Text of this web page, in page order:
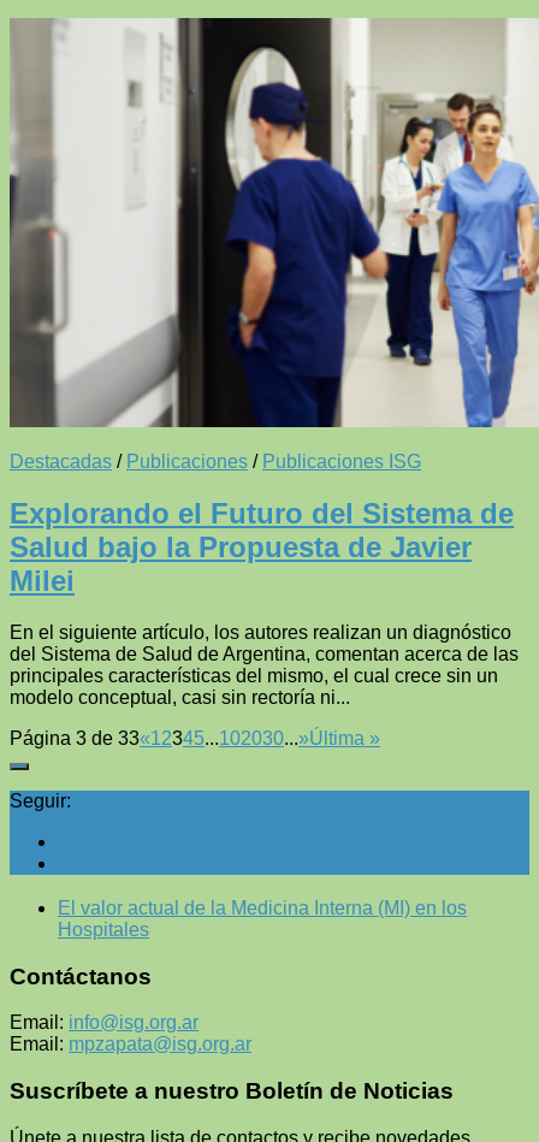
Destacadas / Publicaciones / Publicaciones ISG
Explorando el Futuro del Sistema de
Salud bajo la Propuesta de Javier
Milei
En el siguiente artículo, los autores realizan un diagnóstico
del Sistema de Salud de Argentina, comentan acerca de las
principales características del mismo, el cual crece sin un
modelo conceptual, casi sin rectoría ni...
Página 3 de 33«12345...102030...»Última »
Seguir:
El valor actual de la Medicina Interna (MI) en los
Hospitales
Contáctanos
Email: info@isg.org.ar
Email: mpzapata@isg.org.ar
Suscríbete a nuestro Boletín de Noticias
Únete a nuestra lista de contactos y recibe novedades,